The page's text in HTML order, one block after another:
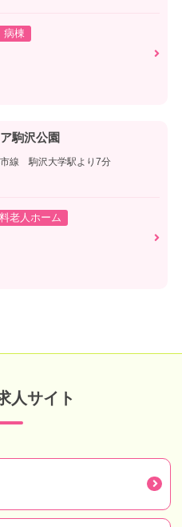
病棟
駒沢公園
線 駒沢大学駅より7分
老人ホーム
人サイト